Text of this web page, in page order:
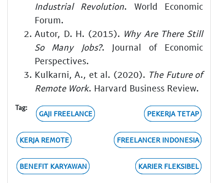
Industrial Revolution. World Economic
Forum.
Autor, D. H. (2015). Why Are There Still
So Many Jobs?. Journal of Economic
Perspectives.
Kulkarni, A., et al. (2020). The Future of
Remote Work. Harvard Business Review.
Tag:
GAJI FREELANCE PEKERJA TETAP
KERJA REMOTE FREELANCER INDONESIA
BENEFIT KARYAWAN KARIER FLEKSIBEL